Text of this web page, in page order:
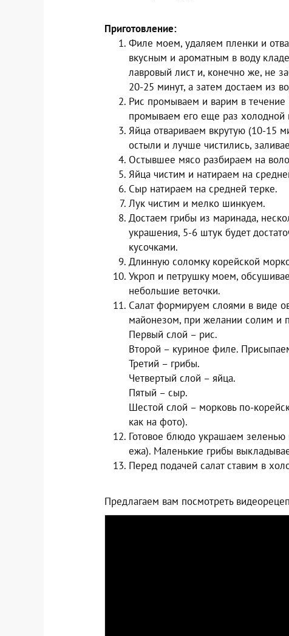
Приготовление:
Филе моем, удаляем пленки и
вкусным и ароматным в воду
лавровый лист и, конечно же, не
20-25 минут, а затем достаем из
Рис промываем и варим в
промываем его еще раз холодной
Яйца отвариваем вкрутую (10-15
остыли и лучше чистились,
Остывшее мясо разбираем на
Яйца чистим и натираем на
Сыр натираем на средней терке.
Лук чистим и мелко шинкуем.
Достаем грибы из маринада,
украшения, 5-6 штук будет
кусочками.
Длинную соломку корейской
Укроп и петрушку моем,
небольшие веточки.
Салат формируем слоями в виде
майонезом, при желании солим и
Первый слой – рис.
Второй – куриное филе.
Третий – грибы.
Четвертый слой – яйца.
Пятый – сыр.
Шестой слой – морковь по-
как на фото).
Готовое блюдо украшаем
ежа). Маленькие грибы
Перед подачей салат ставим в
Предлагаем вам посмотреть